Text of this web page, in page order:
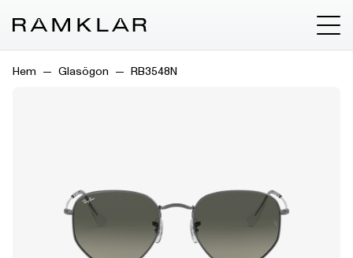
Hem Glasögon RB3548N